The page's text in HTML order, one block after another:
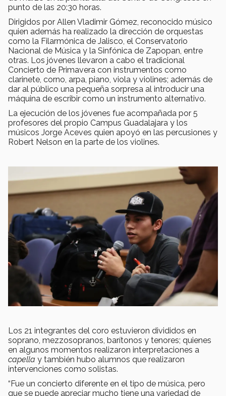
punto de las 20:30 horas.
Dirigidos por Allen Vladimir Gómez, reconocido músico
quien además ha realizado la dirección de orquestas
como la Filarmónica de Jalisco, el Conservatorio
Nacional de Música y la Sinfónica de Zapopan, entre
otras. Los jóvenes llevaron a cabo el tradicional
Concierto de Primavera con instrumentos como
clarinete, corno, arpa, piano, viola y violines; además de
dar al público una pequeña sorpresa al introducir una
máquina de escribir como un instrumento alternativo.
La ejecución de los jóvenes fue acompañada por 5
profesores del propio Campus Guadalajara y los
músicos Jorge Aceves quien apoyó en las percusiones y
Robert Nelson en la parte de los violines.
Los 21 integrantes del coro estuvieron divididos en
soprano, mezzosopranos, barítonos y tenores; quienes
en algunos momentos realizaron interpretaciones a
capella y también hubo alumnos que realizaron
intervenciones como solistas.
“Fue un concierto diferente en el tipo de música, pero
que se puede apreciar mucho tiene una variedad de